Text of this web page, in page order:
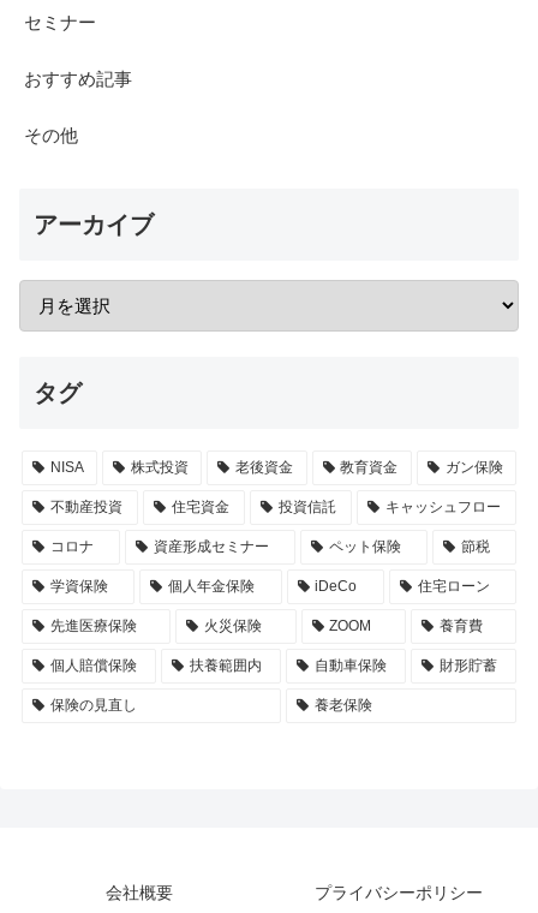
セミナー
おすすめ記事
その他
アーカイブ
タグ
NISA 株式投資 老後資金 教育資金 ガン保険
不動産投資 住宅資金 投資信託 キャッシュフロー
コロナ 資産形成セミナー ペット保険 節税
学資保険 個人年金保険 iDeCo 住宅ローン
先進医療保険 火災保険 ZOOM 養育費
個人賠償保険 扶養範囲内 自動車保険 財形貯蓄
保険の見直し 養老保険
会社概要 プライバシーポリシー